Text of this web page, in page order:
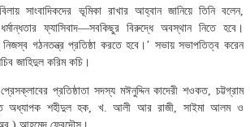
সাংবাদিকদের ভূমিকা রাখার আহ্বান জানিয়ে তিনি বলেন,
ধর্মান্ধতার ফ্যাসিবাদ—সবকিছুর বিরুদ্ধে অবস্থান নিতে হবে।
গঠনতন্ত্র প্রতিষ্ঠা করতে হবে।’ সভায় সভাপতিত্ব করেন
জাহিদুল করিম কচি।
প্রতিষ্ঠাতা সদস্য মঈনুদ্দিন কাদেরী শওকত, চট্টগ্রাম
অধ্যাপক শহীদুল হক, খ. আলী আর রাজী, সাইমা আলম ও